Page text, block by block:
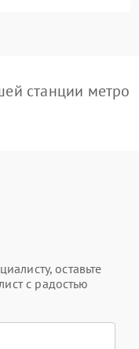
станции метро
оставьте
с радостью